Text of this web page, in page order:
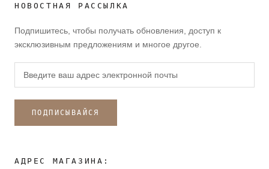
НОВОСТНАЯ РАССЫЛКА
Подпишитесь, чтобы получать обновления, доступ к
эксклюзивным предложениям и многое другое.
ПОДПИСЫВАЙСЯ
АДРЕС МАГАЗИНА: